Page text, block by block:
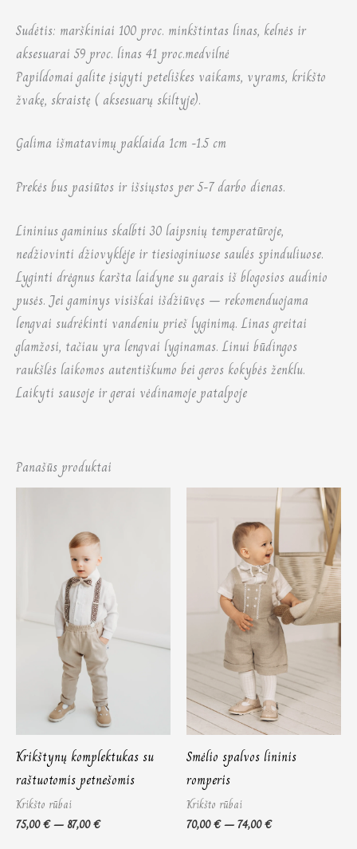
Sudėtis: marškiniai 100 proc. minkštintas linas, kelnės ir
aksesuarai 59 proc. linas 41 proc.medvilnė
Papildomai galite įsigyti peteliškes vaikams, vyrams, krikšto
žvakę, skraistę ( aksesuarų skiltyje).
Galima išmatavimų paklaida 1cm -1.5 cm
Prekės bus pasiūtos ir išsiųstos per 5-7 darbo dienas.
Lininius gaminius skalbti 30 laipsnių temperatūroje,
nedžiovinti džiovyklėje ir tiesioginiuose saulės spinduliuose.
Lyginti drėgnus karšta laidyne su garais iš blogosios audinio
pusės. Jei gaminys visiškai išdžiūvęs – rekomenduojama
lengvai sudrėkinti vandeniu prieš lyginimą. Linas greitai
glamžosi, tačiau yra lengvai lyginamas. Linui būdingos
raukšlės laikomos autentiškumo bei geros kokybės ženklu.
Laikyti sausoje ir gerai vėdinamoje patalpoje
Panašūs produktai
Krikštynų komplektukas su
raštuotomis petnešomis
Krikšto rūbai
75,00€– 87,00€
through
Smėlio spalvos lininis
romperis
Krikšto rūbai
70,00€–74,00€
Price
range:
70,00 €
through
74,00 €